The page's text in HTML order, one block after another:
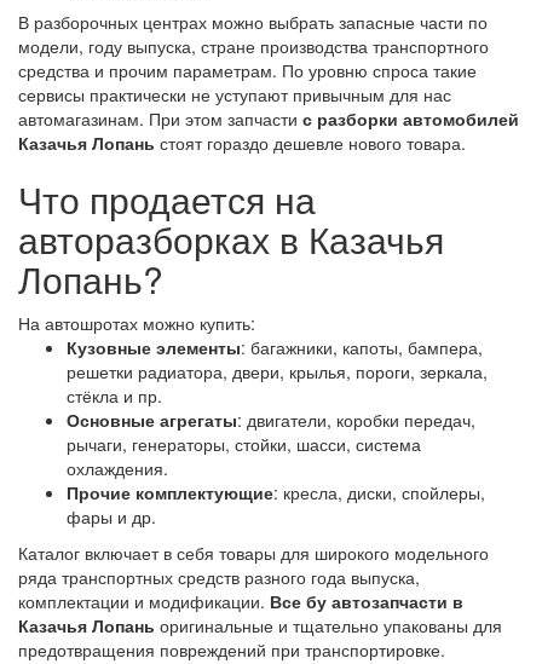
В разборочных центрах можно выбрать запасные части по
модели, году выпуска, стране производства транспортного
средства и прочим параметрам. По уровню спроса такие
сервисы практически не уступают привычным для нас
автомагазинам. При этом запчасти с разборки автомобилей
Казачья Лопань стоят гораздо дешевле нового товара.
Что продается на
авторазборках в Казачья
Лопань?
На автошротах можно купить:
Кузовные элементы: багажники, капоты, бампера,
решетки радиатора, двери, крылья, пороги, зеркала,
стёкла и пр.
Основные агрегаты: двигатели, коробки передач,
рычаги, генераторы, стойки, шасси, система
охлаждения.
Прочие комплектующие: кресла, диски, спойлеры,
фары и др.
Каталог включает в себя товары для широкого модельного
ряда транспортных средств разного года выпуска,
комплектации и модификации. Все бу автозапчасти в
Казачья Лопань оригинальные и тщательно упакованы для
предотвращения повреждений при транспортировке.